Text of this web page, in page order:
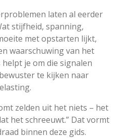
laten al eerder
stijfheid, spanning,
met opstarten lijkt,
waarschuwing van het
helpt je om die signalen
te kijken naar
zelden uit het niets – het
het schreeuwt.” Dat vormt
binnen deze gids.